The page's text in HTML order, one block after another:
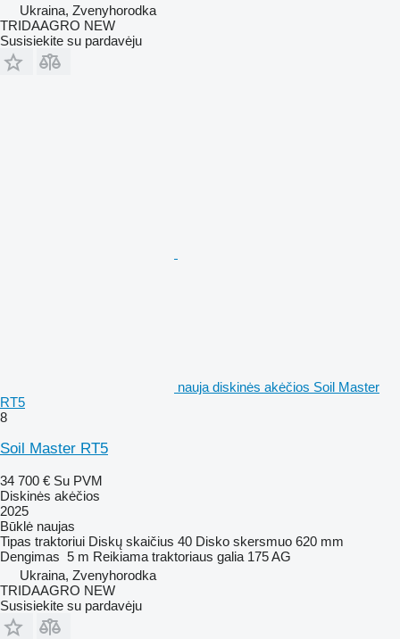
Ukraina, Zvenyhorodka
TRIDAAGRO NEW
Susisiekite su pardavėju
nauja diskinės akėčios Soil Master
RT5
8
Soil Master RT5
34 700 € Su PVM
Diskinės akėčios
2025
Būklė naujas
Tipas traktoriui Diskų skaičius 40 Disko skersmuo 620 mm
Dengimas 5 m Reikiama traktoriaus galia 175 AG
Ukraina, Zvenyhorodka
TRIDAAGRO NEW
Susisiekite su pardavėju